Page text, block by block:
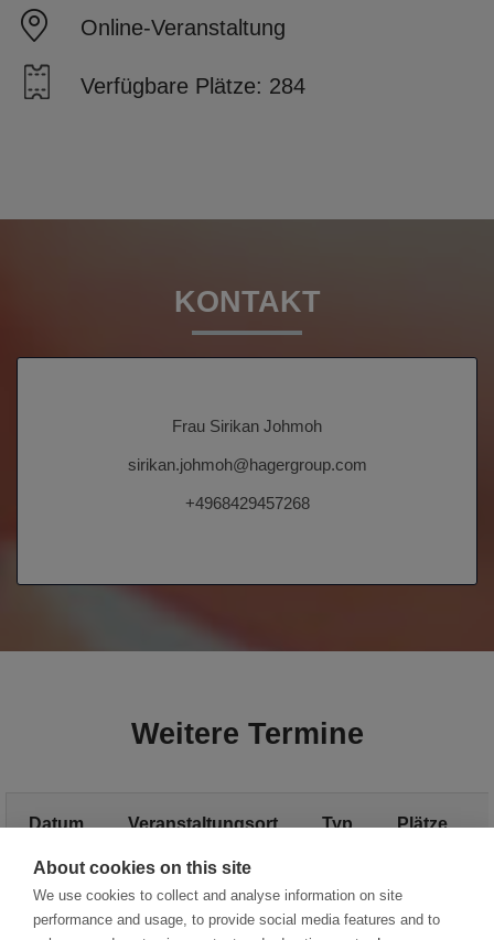
Online-Veranstaltung
Verfügbare Plätze: 284
KONTAKT
Frau Sirikan Johmoh
sirikan.johmoh@hagergroup.com
+4968429457268
Weitere Termine
Datum Veranstaltungsort Typ Plätze
About cookies on this site
We use cookies to collect and analyse information on site
performance and usage, to provide social media features and to